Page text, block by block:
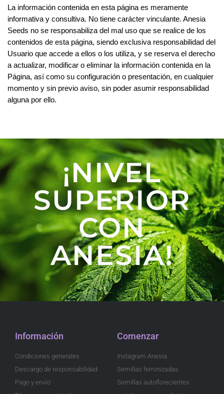
La información contenida en esta página es meramente
informativa y consultiva. No tiene carácter vinculante. Anesia
Seeds no se responsabiliza del mal uso que se realice de los
contenidos de esta página, siendo exclusiva responsabilidad del
Usuario que accede a ellos o los utiliza, y se reserva el derecho
a actualizar, modificar o eliminar la información contenida en la
Página, así como su configuración o presentación, en cualquier
momento y sin previo aviso, sin poder asumir responsabilidad
alguna por ello.
¡NIVEL
SUPERIOR
CON
ANESIA!
Información
Condiciones generales
Descargo de responsabilidad
Pago y envío
Comenzar
Instagram Anesia
Semillas feminizadas
Semillas autoflorecientes